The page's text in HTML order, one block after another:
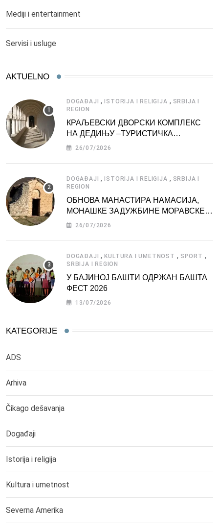
Mediji i entertainment
Servisi i usluge
AKTUELNO
DOGAĐAJI ,ISTORIJA I RELIGIJA , SRBIJA I
REGION
КРАЉЕВСКИ ДВОРСКИ КОМПЛЕКС
НА ДЕДИЊУ –ТУРИСТИЧКА
АТРАКЦИЈА
26/07/2026
DOGAĐAJI ,ISTORIJA I RELIGIJA , SRBIJA I
REGION
ОБНОВА МАНАСТИРА НАМАСИЈА,
МОНАШКЕ ЗАДУЖБИНЕ МОРАВСКЕ
СРБИЈЕ
26/07/2026
DOGAĐAJI ,KULTURA I UMETNOST , SPORT ,
SRBIJA I REGION
У БАЈИНОЈ БАШТИ ОДРЖАН БАШТА
ФЕСТ 2026
13/07/2026
KATEGORIJE
ADS
Arhiva
Čikago dešavanja
Događaji
Istorija i religija
Kultura i umetnost
Severna Amerika